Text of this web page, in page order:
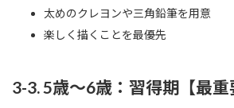
太めのクレヨンや三角鉛筆を用意
楽しく描くことを最優先
3-3. 5歳〜6歳：習得期【最重